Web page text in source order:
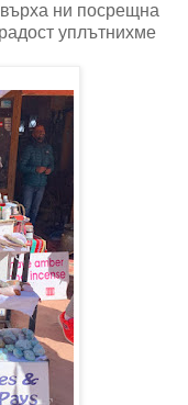
ни посрещна
уплътнихме